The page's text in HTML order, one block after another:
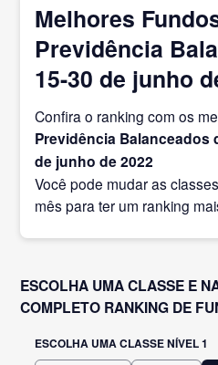
Melhores
Previdência
15-30 de junho
Confira o ranking com os
Previdência Balanceados
de junho de 2022
Você pode mudar as
mês para ter um ranking
ESCOLHA UMA CLASSE E
COMPLETO RANKING DE
ESCOLHA UMA CLASSE NÍVEL 1